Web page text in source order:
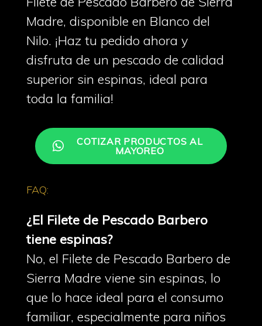
Madre, disponible en Blanco del
Nilo. ¡Haz tu pedido ahora y
disfruta de un pescado de calidad
superior sin espinas, ideal para
toda la familia!
COTIZAR PRODUCTOS AL
MAYOREO
FAQ:
¿El Filete de Pescado Barbero
tiene espinas?
No, el Filete de Pescado Barbero de
Sierra Madre viene sin espinas, lo
que lo hace ideal para el consumo
familiar, especialmente para niños